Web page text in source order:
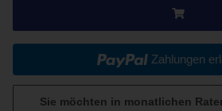
Zahlungen
Sie möchten in monatlichen